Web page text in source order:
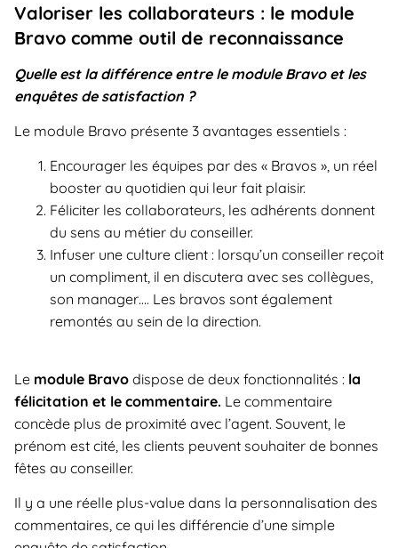
Valoriser les collaborateurs : le module
Bravo comme outil de reconnaissance
Quelle est la différence entre le module Bravo et les
enquêtes de satisfaction ?
Le module Bravo présente 3 avantages essentiels :
Encourager les équipes par des « Bravos », un réel
booster au quotidien qui leur fait plaisir.
Féliciter les collaborateurs, les adhérents donnent
du sens au métier du conseiller.
Infuser une culture client : lorsqu’un conseiller reçoit
un compliment, il en discutera avec ses collègues,
son manager…. Les bravos sont également
remontés au sein de la direction.
Le module Bravo dispose de deux fonctionnalités : la
félicitation et le commentaire. Le commentaire
concède plus de proximité avec l’agent. Souvent, le
prénom est cité, les clients peuvent souhaiter de bonnes
fêtes au conseiller.
Il y a une réelle plus-value dans la personnalisation des
commentaires, ce qui les différencie d’une simple